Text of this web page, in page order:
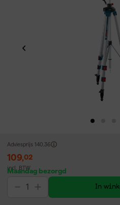
Adviesprijs 140,36
109,02
incl. BTW
Maandag bezorgd
In